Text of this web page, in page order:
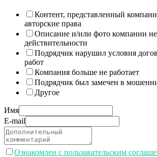
Контент, представленный
авторские права
Описание и/или фото компании не
действительности
Подрядчик нарушил условия
работ
Компания больше не работает
Подрядчик был замечен в
Другое
Имя
E-mail
Ознакомлен с пользавательским